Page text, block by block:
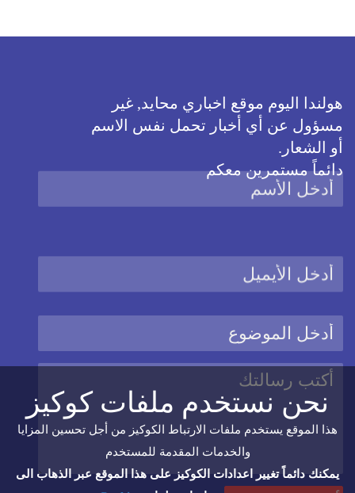
هولندا اليوم موقع اخباري محايد, غير
مسؤول عن أي أخبار تحمل نفس الاسم
أو الشعار.
دائماً مستمرين معكم
نحن نستخدم ملفات كوكيز
هذا الموقع يستخدم ملفات الارتباط الكوكيز من أجل تحسين المزايا
والخدمات المقدمة للمستخدم
يمكنك دائماً تغيير اعدادات الكوكيز على هذا الموقع عبر الذهاب الى